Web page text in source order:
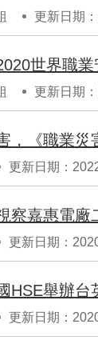
更新日期
更新日期
，《職業災
更新日期：
察嘉惠電廠
更新日期：
更新日期：